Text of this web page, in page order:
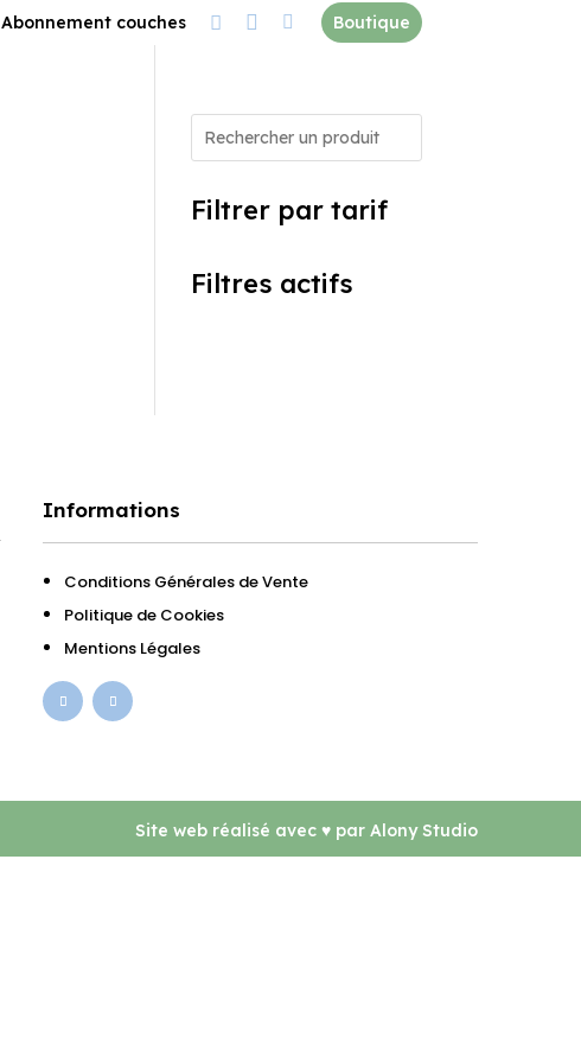
Abonnement couches    Boutique
Filtrer par tarif
Filtres actifs
Informations
Conditions Générales de Vente
Politique de Cookies
Mentions Légales
Site web réalisé avec ♥ par Alony Studio